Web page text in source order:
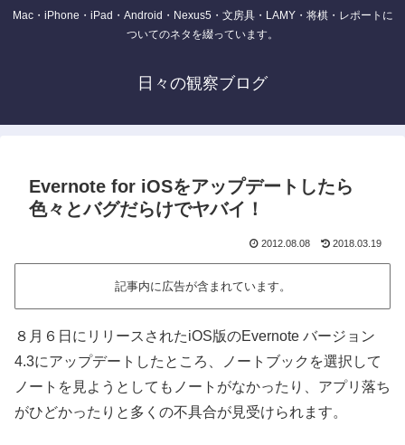
Mac・iPhone・iPad・Android・Nexus5・文房具・LAMY・将棋・レポートに
ついてのネタを綴っています。
日々の観察ブログ
Evernote for iOSをアップデートしたら
色々とバグだらけでヤバイ！
2012.08.08 2018.03.19
記事内に広告が含まれています。
８月６日にリリースされたiOS版のEvernote バージョン
4.3にアップデートしたところ、ノートブックを選択して
ノートを見ようとしてもノートがなかったり、アプリ落ち
がひどかったりと多くの不具合が見受けられます。